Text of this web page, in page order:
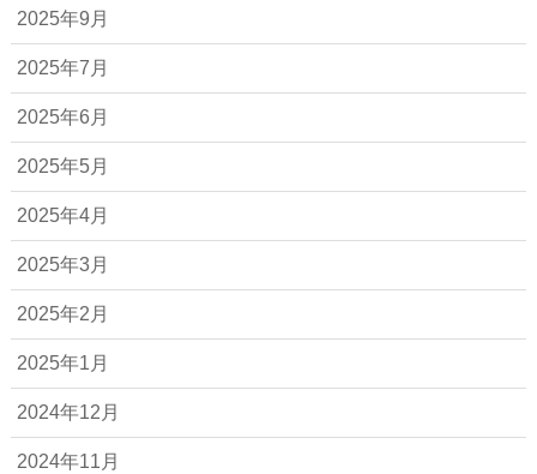
2025年9月
2025年7月
2025年6月
2025年5月
2025年4月
2025年3月
2025年2月
2025年1月
2024年12月
2024年11月